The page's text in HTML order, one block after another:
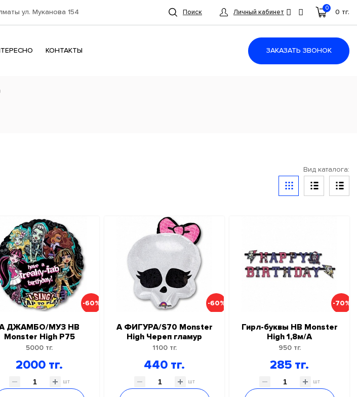
ул. Муканова 154 Поиск Личный кабинет
0
0 тг.
КОНТАКТЫ ЗАКАЗАТЬ ЗВОНОК
Вид каталога:
-60%
ДЖАМБО/МУЗ НВ
Monster High Р75
5000 тг.
2000 тг.
шт
-60%
А ФИГУРА/S70 Monster
High Череп гламур
1100 тг.
440 тг.
шт
-70%
Гирл-буквы НВ Monster
High 1,8м/А
950 тг.
285 тг.
шт